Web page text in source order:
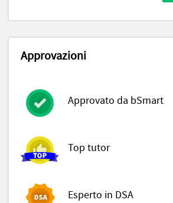
Approvazioni
Approvato da bSmart
Top tutor
Esperto in DSA